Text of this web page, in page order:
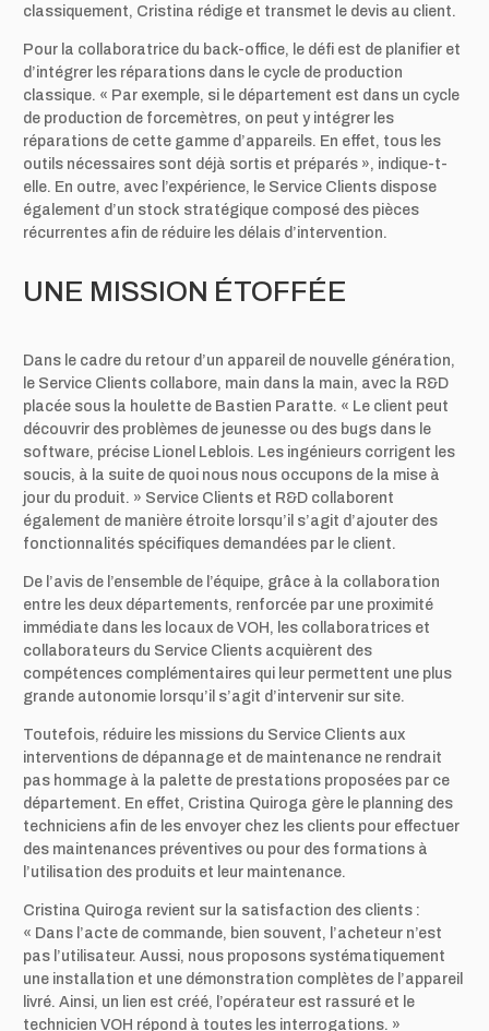
classiquement, Cristina rédige et transmet le devis au client.
Pour la collaboratrice du back-office, le défi est de planifier et
d’intégrer les réparations dans le cycle de production
classique. « Par exemple, si le département est dans un cycle
de production de forcemètres, on peut y intégrer les
réparations de cette gamme d’appareils. En effet, tous les
outils nécessaires sont déjà sortis et préparés », indique-t-
elle. En outre, avec l’expérience, le Service Clients dispose
également d’un stock stratégique composé des pièces
récurrentes afin de réduire les délais d’intervention.
UNE MISSION ÉTOFFÉE
Dans le cadre du retour d’un appareil de nouvelle génération,
le Service Clients collabore, main dans la main, avec la R&D
placée sous la houlette de Bastien Paratte. « Le client peut
découvrir des problèmes de jeunesse ou des bugs dans le
software, précise Lionel Leblois. Les ingénieurs corrigent les
soucis, à la suite de quoi nous nous occupons de la mise à
jour du produit. » Service Clients et R&D collaborent
également de manière étroite lorsqu’il s’agit d’ajouter des
fonctionnalités spécifiques demandées par le client.
De l’avis de l’ensemble de l’équipe, grâce à la collaboration
entre les deux départements, renforcée par une proximité
immédiate dans les locaux de VOH, les collaboratrices et
collaborateurs du Service Clients acquièrent des
compétences complémentaires qui leur permettent une plus
grande autonomie lorsqu’il s’agit d’intervenir sur site.
Toutefois, réduire les missions du Service Clients aux
interventions de dépannage et de maintenance ne rendrait
pas hommage à la palette de prestations proposées par ce
département. En effet, Cristina Quiroga gère le planning des
techniciens afin de les envoyer chez les clients pour effectuer
des maintenances préventives ou pour des formations à
l’utilisation des produits et leur maintenance.
Cristina Quiroga revient sur la satisfaction des clients :
« Dans l’acte de commande, bien souvent, l’acheteur n’est
pas l’utilisateur. Aussi, nous proposons systématiquement
une installation et une démonstration complètes de l’appareil
livré. Ainsi, un lien est créé, l’opérateur est rassuré et le
technicien VOH répond à toutes les interrogations. »